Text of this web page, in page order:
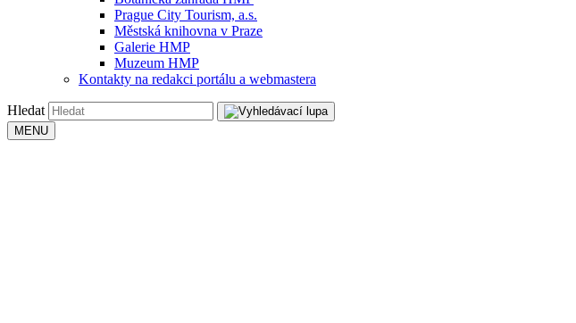
Prague City Tourism, a.s.
Městská knihovna v Praze
Galerie HMP
Muzeum HMP
Kontakty na redakci portálu a webmastera
Hledat
MENU